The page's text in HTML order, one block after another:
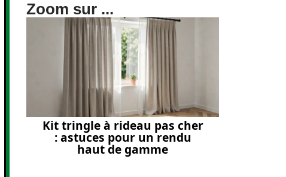
Zoom sur ...
Kit tringle à rideau pas cher
: astuces pour un rendu
haut de gamme